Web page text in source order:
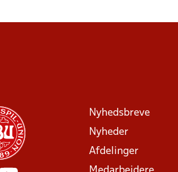
Nyhedsbreve
Nyheder
Afdelinger